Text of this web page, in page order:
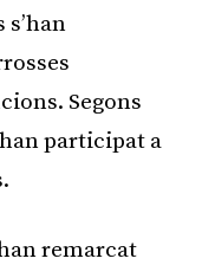
s’han
Segons
participat a
remarcat